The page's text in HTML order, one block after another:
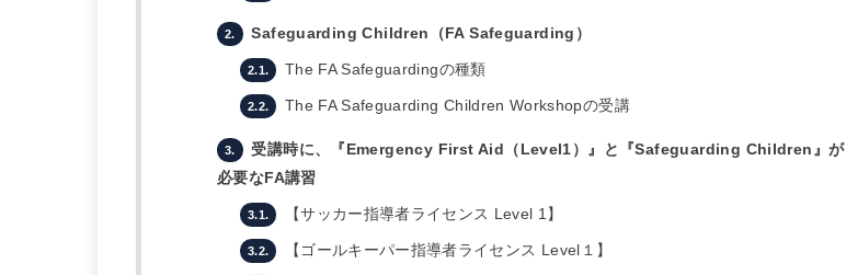
2. Safeguarding Children（FA Safeguarding）
2.1. The FA Safeguardingの種類
2.2. The FA Safeguarding Children Workshopの受講
3.
受講時に、『Emergency First Aid（Level1）』と『Safeguarding Children』が
必要なFA講習
3.1. 【サッカー指導者ライセンス Level 1】
3.2. 【ゴールキーパー指導者ライセンス Level１】